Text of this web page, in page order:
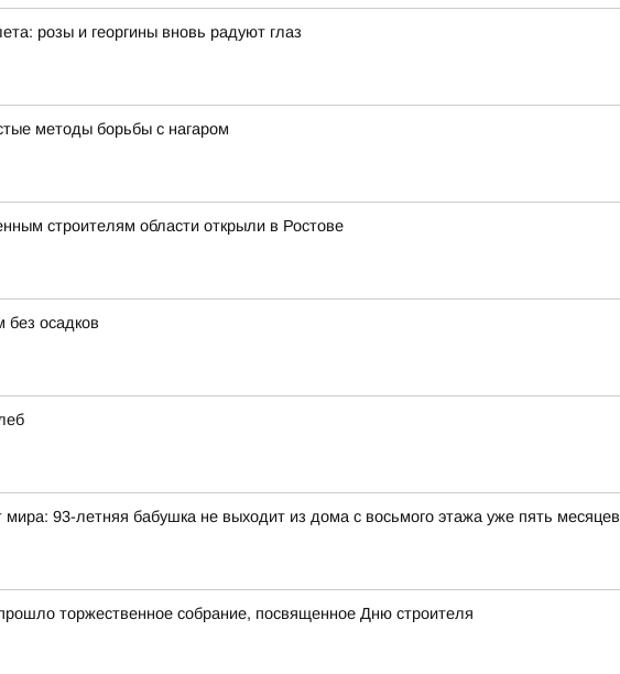
розы и георгины вновь радуют глаз
методы борьбы с нагаром
строителям области открыли в Ростове
осадков
мира: 93-летняя бабушка не выходит из дома с восьмого этажа уже пять месяцев
торжественное собрание, посвященное Дню строителя